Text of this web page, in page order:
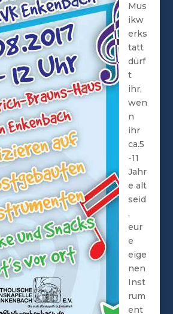
Mus
ikw
erks
tatt
dürf
t
ihr,
wen
n
ihr
ca.5
-11
Jahr
e alt
seid
,
eur
e
eige
nen
Inst
rum
ent